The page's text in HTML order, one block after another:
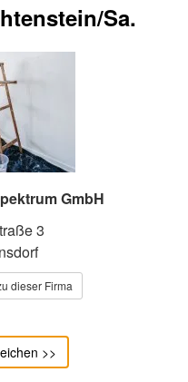
Sa.
GmbH
3
dieser Firma
>>